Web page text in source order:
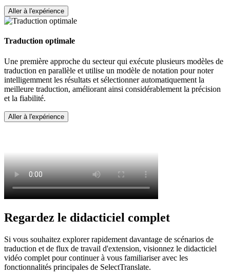
Aller à l'expérience
Traduction optimale
Une première approche du secteur qui exécute plusieurs modèles de
traduction en parallèle et utilise un modèle de notation pour noter
intelligemment les résultats et sélectionner automatiquement la
meilleure traduction, améliorant ainsi considérablement la précision
et la fiabilité.
Aller à l'expérience
Regardez le didacticiel complet
Si vous souhaitez explorer rapidement davantage de scénarios de
traduction et de flux de travail d'extension, visionnez le didacticiel
vidéo complet pour continuer à vous familiariser avec les
fonctionnalités principales de SelectTranslate.